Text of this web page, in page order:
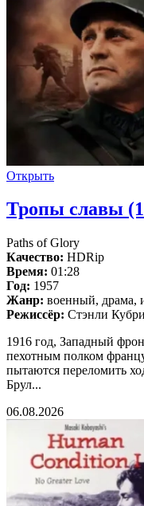
Открыть
Тропы славы
Paths of Glory
Качество: HDRip
Время: 01:28
Год: 1957
Жанр: военный, драма,
Режиссёр: Стэнли
1916 год, Западный
пехотным полком
пытаются переломить
Брул...
06.08.2026